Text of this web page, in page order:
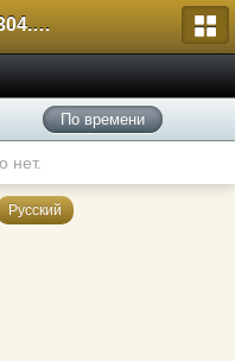
Аудитория 304. История России
По времени
нет.
Русский